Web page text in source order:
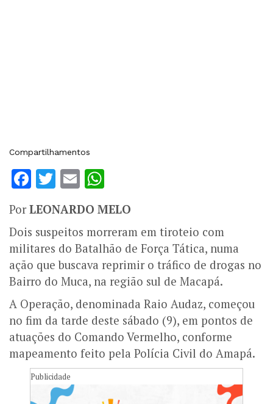
Compartilhamentos
Facebook
Twitter
Email
PorLEONARDO MELO
Dois suspeitos morreram em tiroteio com
militares do Batalhão de Força Tática, numa
ação que buscava reprimir o tráfico de drogas no
Bairro do Muca, na região sul de Macapá.
A Operação, denominada Raio Audaz, começou
no fim da tarde deste sábado (9), em pontos de
atuações do Comando Vermelho, conforme
mapeamento feito pela Polícia Civil do Amapá.
Publicidade